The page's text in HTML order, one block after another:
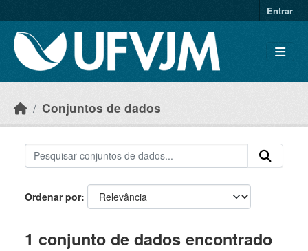
Entrar
Conjuntos de dados
Ordenar por
1 conjunto de dados encontrado